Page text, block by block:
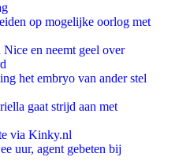
op mogelijke oorlog met
en neemt geel over
het embryo van ander stel
gaat strijd aan met
via Kinky.nl
uur, agent gebeten bij